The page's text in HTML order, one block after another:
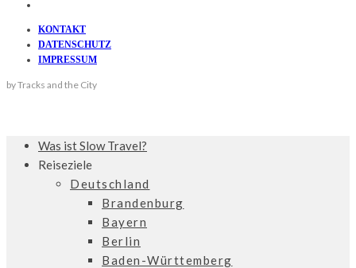
KONTAKT
DATENSCHUTZ
IMPRESSUM
by Tracks and the City
Was ist Slow Travel?
Reiseziele
Deutschland
Brandenburg
Bayern
Berlin
Baden-Württemberg